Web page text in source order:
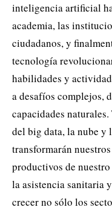
inteligencia artificial
academia, las
ciudadanos, y
tecnología
habilidades y
a desafíos complejos,
capacidades
del big data, la nube y
transformarán
productivos de
la asistencia sanitaria
crecer no sólo los